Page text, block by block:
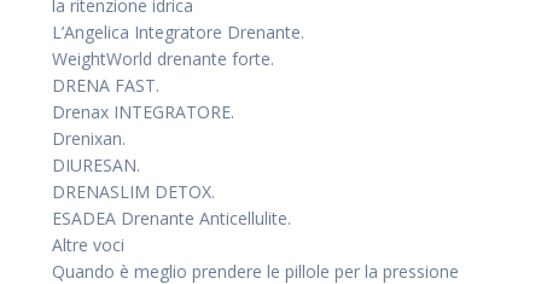
la ritenzione idrica
L’Angelica Integratore Drenante.
WeightWorld drenante forte.
DRENA FAST.
Drenax INTEGRATORE.
Drenixan.
DIURESAN.
DRENASLIM DETOX.
ESADEA Drenante Anticellulite.
Altre voci
Quando è meglio prendere le pillole per la pressione